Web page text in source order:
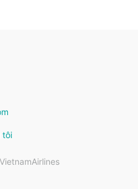
tôi
VietnamAirlines